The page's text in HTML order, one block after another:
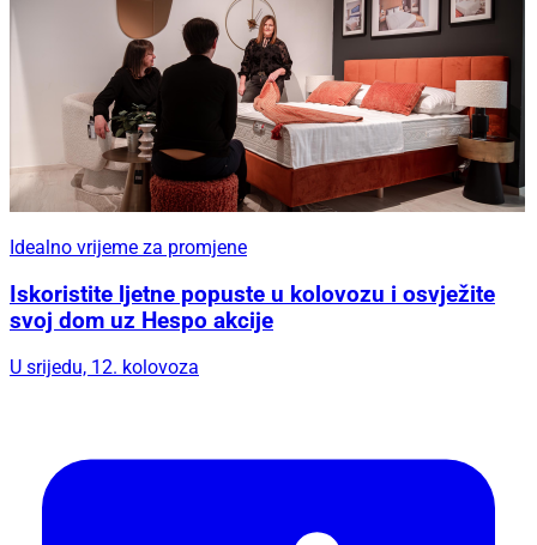
Idealno vrijeme za promjene
Iskoristite ljetne popuste u kolovozu i osvježite
svoj dom uz Hespo akcije
U srijedu, 12. kolovoza